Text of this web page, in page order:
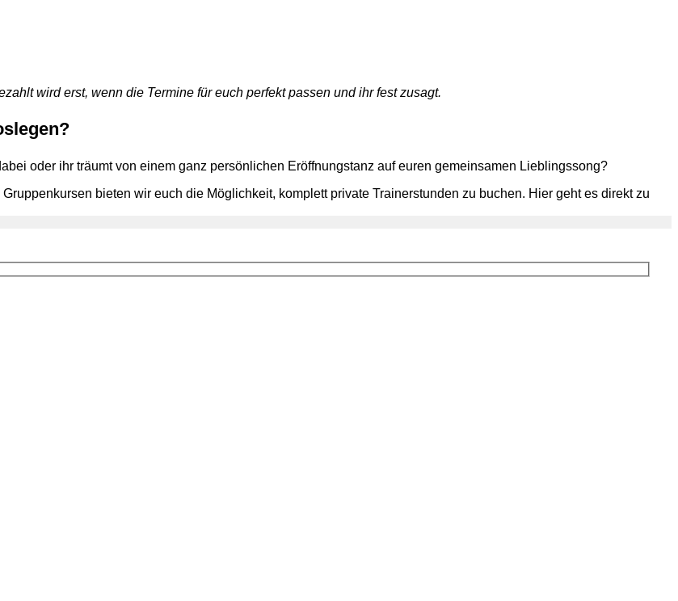
wird erst, wenn die Termine für euch perfekt passen und ihr fest zusagt.
oder ihr träumt von einem ganz persönlichen Eröffnungstanz auf euren gemeinsamen Lieblingssong?
bieten wir euch die Möglichkeit, komplett private Trainerstunden zu buchen. Hier geht es direkt zu